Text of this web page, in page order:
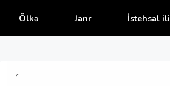
Ölkə Janr İstehsal ili